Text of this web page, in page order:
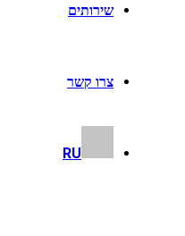
שירותים
צרו קשר
RU